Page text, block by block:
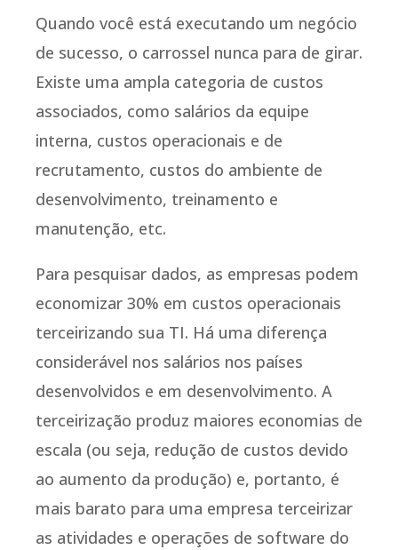
Quando você está executando um negócio
de sucesso, o carrossel nunca para de girar.
Existe uma ampla categoria de custos
associados, como salários da equipe
interna, custos operacionais e de
recrutamento, custos do ambiente de
desenvolvimento, treinamento e
manutenção, etc.
Para pesquisar dados, as empresas podem
economizar 30% em custos operacionais
terceirizando sua TI. Há uma diferença
considerável nos salários nos países
desenvolvidos e em desenvolvimento. A
terceirização produz maiores economias de
escala (ou seja, redução de custos devido
ao aumento da produção) e, portanto, é
mais barato para uma empresa terceirizar
as atividades e operações de software do